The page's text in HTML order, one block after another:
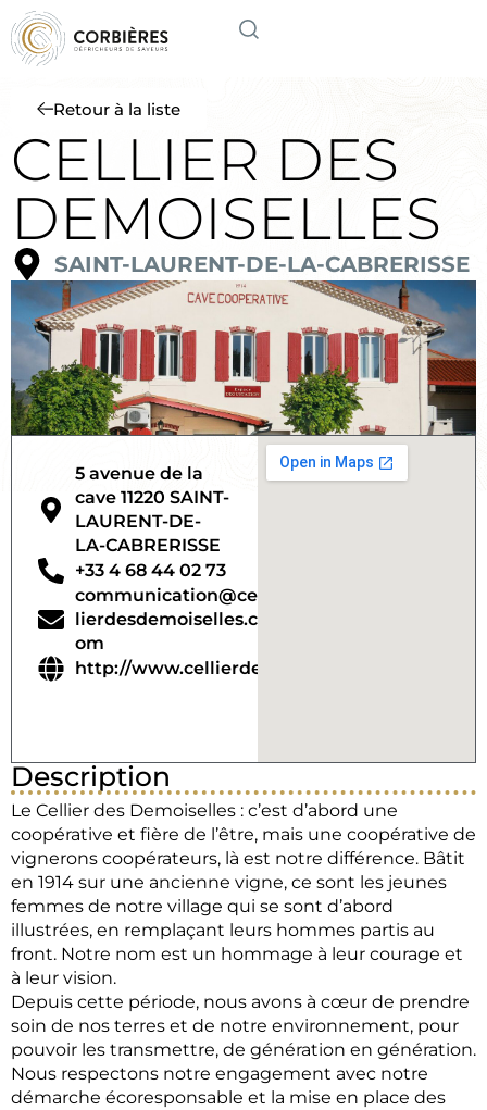
Retour à la liste
CELLIER DES
DEMOISELLES
SAINT-LAURENT-DE-LA-CABRERISSE
5 avenue de la
cave 11220 SAINT-
LAURENT-DE-
LA-CABRERISSE
+33 4 68 44 02 73
communication@cel
lierdesdemoiselles.c
om
http://www.cellierdesdemoiselles.com
Description
Le Cellier des Demoiselles : c’est d’abord une
coopérative et fière de l’être, mais une coopérative de
vignerons coopérateurs, là est notre différence. Bâtit
en 1914 sur une ancienne vigne, ce sont les jeunes
femmes de notre village qui se sont d’abord
illustrées, en remplaçant leurs hommes partis au
front. Notre nom est un hommage à leur courage et
à leur vision.
Depuis cette période, nous avons à cœur de prendre
soin de nos terres et de notre environnement, pour
pouvoir les transmettre, de génération en génération.
Nous respectons notre engagement avec notre
démarche écoresponsable et la mise en place des